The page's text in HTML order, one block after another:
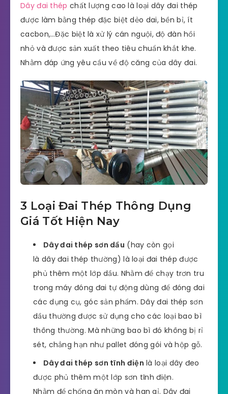
Dây đai thép chất lượng cao là loại dây đai thép
được làm bằng thép đặc biệt dẻo dai, bền bỉ, ít
cacbon,…Đặc biệt là xử lý cán nguội, độ đàn hồi
nhỏ và được sản xuất theo tiêu chuẩn khắt khe.
Nhằm đáp ứng yêu cầu về độ căng của dây đai.
3 Loại Đai Thép Thông Dụng
Giá Tốt Hiện Nay
Dây đai thép sơn dầu (hay còn gọi
là dây đai thép thường) là loại đai thép được
phủ thêm một lớp dầu. Nhằm để chạy trơn tru
trong máy đóng đai tự động dùng để đóng đai
các dụng cụ, góc sản phẩm. Dây đai thép sơn
dầu thường được sử dụng cho các loại bao bì
thông thường. Mà những bao bì đó không bị rỉ
sét, chẳng hạn như pallet đóng gói và hộp gỗ.
Dây đai thép sơn tĩnh điện là loại dây đeo
được phủ thêm một lớp sơn tĩnh điện.
Nhằm để chống ăn mòn và han gỉ. Dây đai